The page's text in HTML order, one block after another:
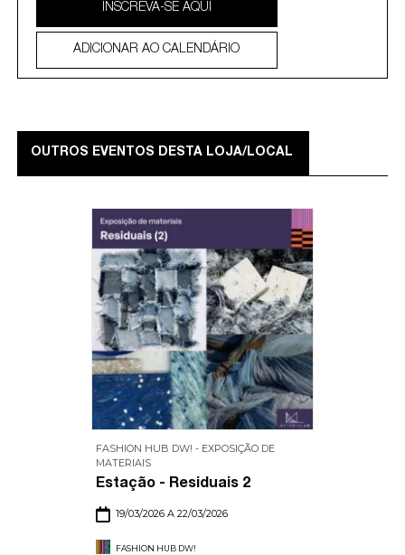
INSCREVA-SE AQUI
ADICIONAR AO CALENDÁRIO
OUTROS EVENTOS DESTA LOJA/LOCAL
FASHION HUB DW! - EXPOSIÇÃO DE
MATERIAIS
Estação - Residuais 2
19/03/2026 A 22/03/2026
FASHION HUB DW!